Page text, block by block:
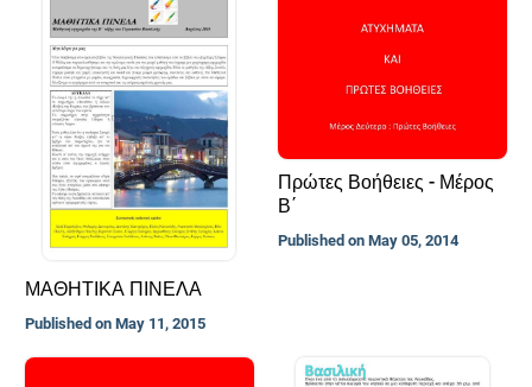
ΜΑΘΗΤΙΚΑ ΠΙΝΕΛΑ
Published on May 11, 2015
Πρώτες Βοήθειες - Μέρος
Β΄
Published on May 05, 2014